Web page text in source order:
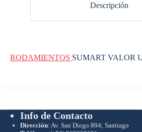
Descripción
RODAMIENTOS SUMART VALOR
Info de Contacto
Dirección: Av. San Diego 894; Santiago